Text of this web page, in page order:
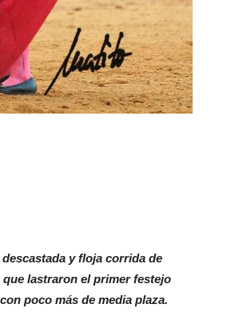
y floja corrida de
lastraron el primer festejo
poco más de media plaza.